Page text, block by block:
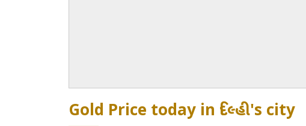
Gold Price today in દિલ્હી's city